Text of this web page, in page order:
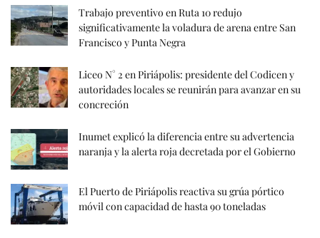
Trabajo preventivo en Ruta 10 redujo
significativamente la voladura de arena entre San
Francisco y Punta Negra
Liceo N° 2 en Piriápolis: presidente del Codicen y
autoridades locales se reunirán para avanzar en su
concreción
Inumet explicó la diferencia entre su advertencia
naranja y la alerta roja decretada por el Gobierno
El Puerto de Piriápolis reactiva su grúa pórtico
móvil con capacidad de hasta 90 toneladas